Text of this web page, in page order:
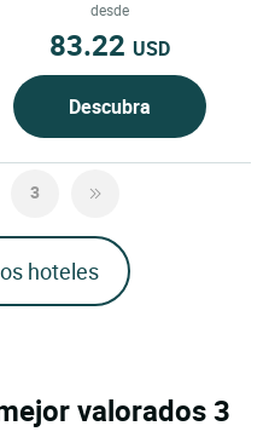
dulce casa familiar que...
desde
83.22 USD
Descubra
3
hoteles
valorados 3